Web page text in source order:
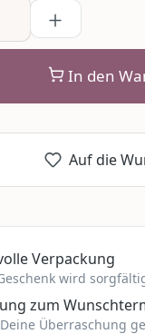
In den
Auf die
Verpackung
wird
zum
Überraschung